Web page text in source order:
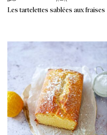
Les tartelettes sablées aux fraises